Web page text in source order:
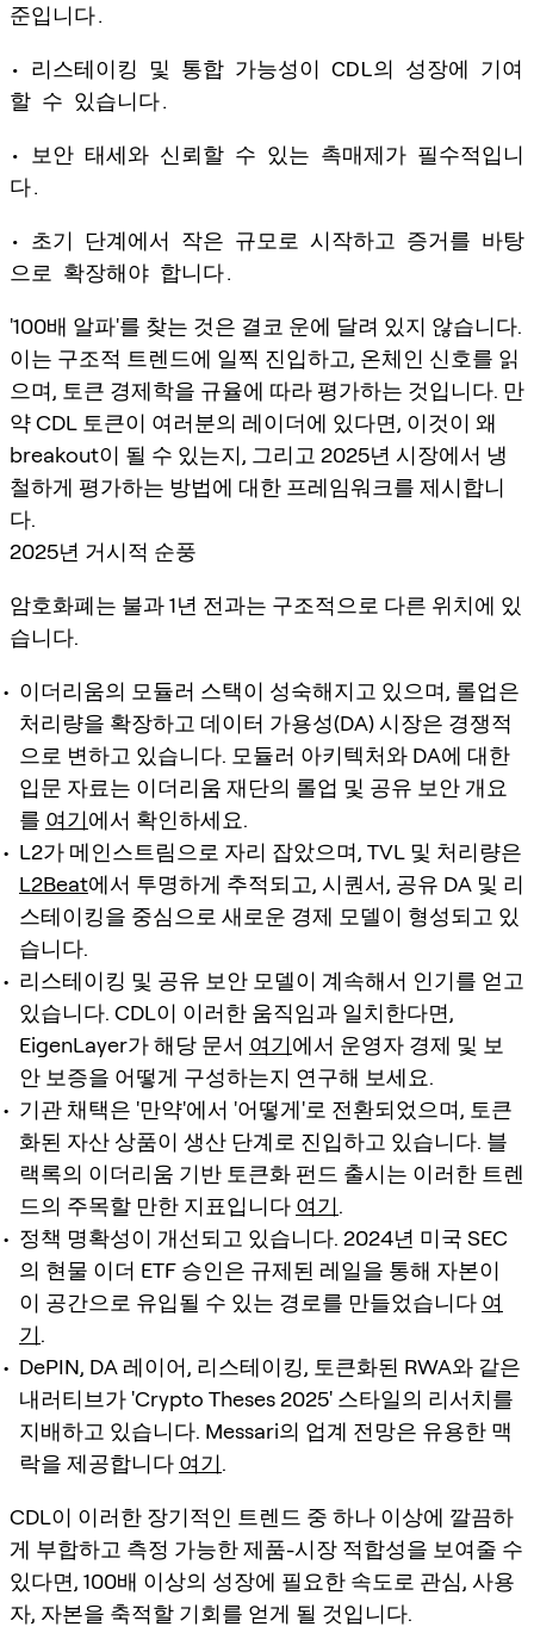
준입니다.
• 리스테이킹 및 통합 가능성이 CDL의 성장에 기여
할 수 있습니다.
• 보안 태세와 신뢰할 수 있는 촉매제가 필수적입니
다.
• 초기 단계에서 작은 규모로 시작하고 증거를 바탕
으로 확장해야 합니다.
'100배 알파'를 찾는 것은 결코 운에 달려 있지 않습니다.
이는 구조적 트렌드에 일찍 진입하고, 온체인 신호를 읽
으며, 토큰 경제학을 규율에 따라 평가하는 것입니다. 만
약 CDL 토큰이 여러분의 레이더에 있다면, 이것이 왜
breakout이 될 수 있는지, 그리고 2025년 시장에서 냉
철하게 평가하는 방법에 대한 프레임워크를 제시합니
다.
2025년 거시적 순풍
암호화폐는 불과 1년 전과는 구조적으로 다른 위치에 있
습니다.
이더리움의 모듈러 스택이 성숙해지고 있으며, 롤업은
처리량을 확장하고 데이터 가용성(DA) 시장은 경쟁적
으로 변하고 있습니다. 모듈러 아키텍처와 DA에 대한
입문 자료는 이더리움 재단의 롤업 및 공유 보안 개요
를 여기에서 확인하세요.
L2가 메인스트림으로 자리 잡았으며, TVL 및 처리량은
L2Beat에서 투명하게 추적되고, 시퀀서, 공유 DA 및 리
스테이킹을 중심으로 새로운 경제 모델이 형성되고 있
습니다.
리스테이킹 및 공유 보안 모델이 계속해서 인기를 얻고
있습니다. CDL이 이러한 움직임과 일치한다면,
EigenLayer가 해당 문서 여기에서 운영자 경제 및 보
안 보증을 어떻게 구성하는지 연구해 보세요.
기관 채택은 '만약'에서 '어떻게'로 전환되었으며, 토큰
화된 자산 상품이 생산 단계로 진입하고 있습니다. 블
랙록의 이더리움 기반 토큰화 펀드 출시는 이러한 트렌
드의 주목할 만한 지표입니다 여기.
정책 명확성이 개선되고 있습니다. 2024년 미국 SEC
의 현물 이더 ETF 승인은 규제된 레일을 통해 자본이
이 공간으로 유입될 수 있는 경로를 만들었습니다 여
기.
DePIN, DA 레이어, 리스테이킹, 토큰화된 RWA와 같은
내러티브가 'Crypto Theses 2025' 스타일의 리서치를
지배하고 있습니다. Messari의 업계 전망은 유용한 맥
락을 제공합니다 여기.
CDL이 이러한 장기적인 트렌드 중 하나 이상에 깔끔하
게 부합하고 측정 가능한 제품-시장 적합성을 보여줄 수
있다면, 100배 이상의 성장에 필요한 속도로 관심, 사용
자, 자본을 축적할 기회를 얻게 될 것입니다.